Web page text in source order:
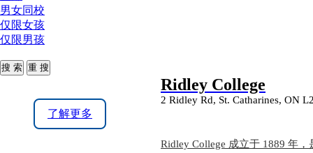
男女同校
仅限女孩
仅限男孩
了解更多
Ridley College
2 Ridley Rd, St. Catharines, ON
Ridley College 成立于 1889 年